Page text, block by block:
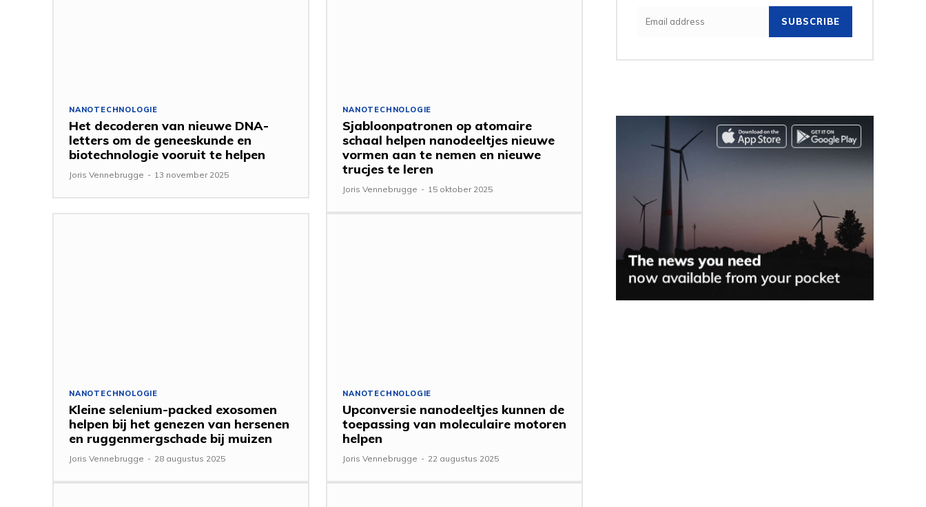
NANOTECHNOLOGIE
Het decoderen van nieuwe DNA-
letters om de geneeskunde en
biotechnologie vooruit te helpen
Joris Vennebrugge - 13 november 2025
NANOTECHNOLOGIE
Sjabloonpatronen op atomaire
schaal helpen nanodeeltjes nieuwe
vormen aan te nemen en nieuwe
trucjes te leren
Joris Vennebrugge - 15 oktober 2025
NANOTECHNOLOGIE
Kleine selenium-packed exosomen
helpen bij het genezen van hersenen
en ruggenmergschade bij muizen
Joris Vennebrugge - 28 augustus 2025
NANOTECHNOLOGIE
Upconversie nanodeeltjes kunnen de
toepassing van moleculaire motoren
helpen
Joris Vennebrugge - 22 augustus 2025
SUBSCRIBE